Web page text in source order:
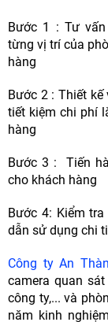
Bước 1 : Tư
từng vị trí của
hàng
Bước 2 : Thiết
tiết kiệm chi phí
hàng
Bước 3 : Tiến
cho khách hàng
Bước 4: Kiểm
dẫn sử dụng chi
Công ty An
camera quan
công ty,... và
năm kinh